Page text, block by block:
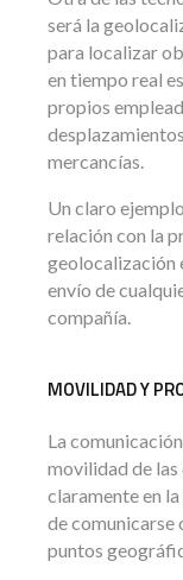
será la
para localizar
en tiempo real
propios
mercancías.
Un claro
relación con la
geolocalización
envío de
compañía.
MOVILIDAD Y
La
movilidad de las
claramente en
de comunicarse
puntos